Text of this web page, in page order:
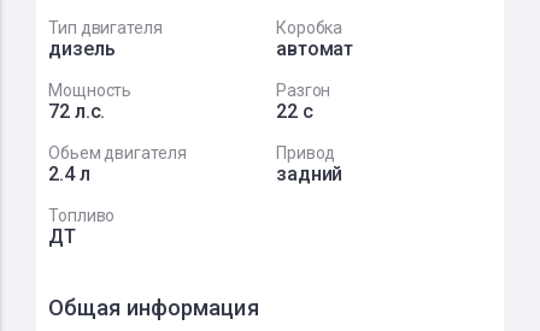
Тип двигателя
дизель
Коробка
автомат
Мощность
72 л.с.
Разгон
22 с
Обьем двигателя
2.4 л
Привод
задний
Топливо
ДТ
Общая информация